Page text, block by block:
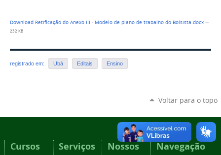
Download Retificação do Anexo III - Modelo de plano de trabalho do Bolsista.docx —
232 KB
registrado em: Ubá Editais Ensino
Voltar para o topo
Cursos Serviços
Nossos
Navegação